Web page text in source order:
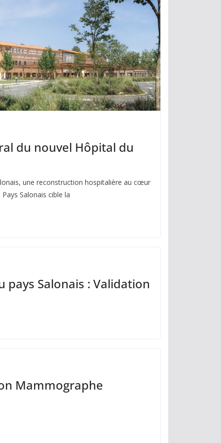
du nouvel Hôpital du
une reconstruction hospitalière au cœur
Pays Salonais cible la
pays Salonais : Validation
Mammographe